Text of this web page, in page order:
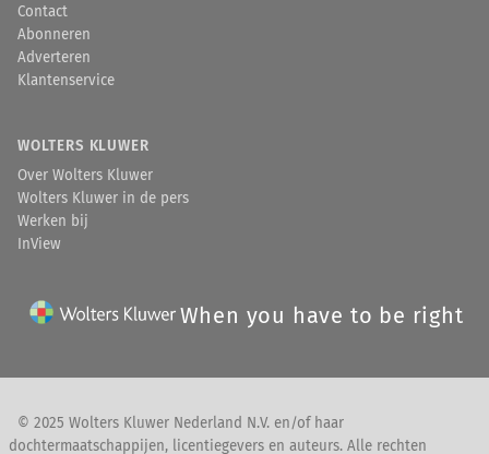
Contact
Abonneren
Adverteren
Klantenservice
WOLTERS KLUWER
Over Wolters Kluwer
Wolters Kluwer in de pers
Werken bij
InView
When you have to be right
© 2025 Wolters Kluwer Nederland N.V. en/of haar
dochtermaatschappijen, licentiegevers en auteurs. Alle rechten